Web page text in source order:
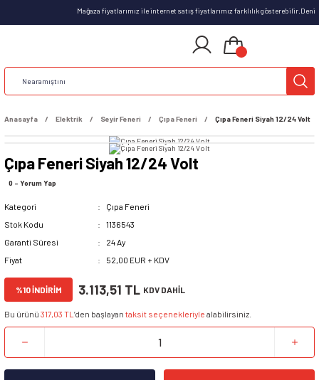
Mağaza fiyatlarımız ile internet satış fiyatlarımız farklılık
Anasayfa Elektrik Seyir Feneri Çıpa Feneri Çıpa Feneri Siyah 12/24 Volt
Çıpa Feneri Siyah 12/24 Volt
0 - Yorum Yap
Kategori
Çıpa Feneri
Stok Kodu
1136543
Garanti Süresi
24 Ay
Fiyat
52,00 EUR + KDV
%10 İNDİRİM 3.113,51 TL KDV DAHİL
Bu ürünü 317,03 TL ’den başlayan taksit seçenekleriyle alabilirsiniz.